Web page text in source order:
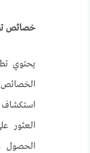
خصائص
يحتوي
الخصائص
العثور
الحصول